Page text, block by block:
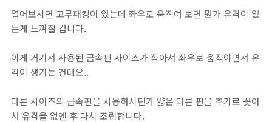
열어보시면 고무패킹이 있는데 좌우로 움직여 보면 뭔가 유격이 있
는게 느껴질 겁니다.
이게 거기서 사용된 금속핀 사이즈가 작아서 좌우로 움직이면서 유
격이 생기는 건데요..
다른 사이즈의 금속핀을 사용하시던가 얇은 다른 핀을 추가로 꼿아
서 유격을 없앤 후 다시 조립합니다.